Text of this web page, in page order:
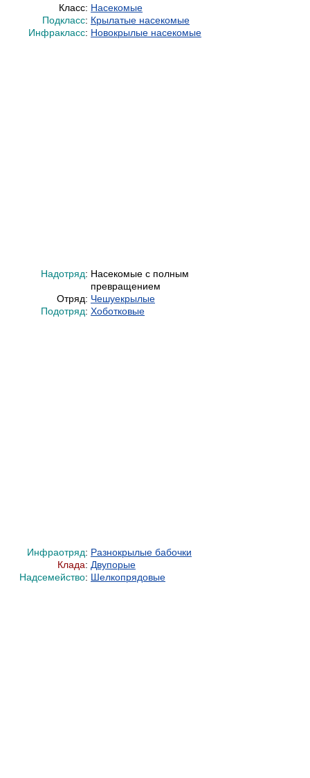
Класс: Насекомые
Подкласс: Крылатые насекомые
Инфракласс: Новокрылые насекомые
Надотряд: Насекомые с полным
превращением
Отряд: Чешуекрылые
Подотряд: Хоботковые
Инфраотряд: Разнокрылые бабочки
Клада: Двупорые
Надсемейство: Шелкопрядовые